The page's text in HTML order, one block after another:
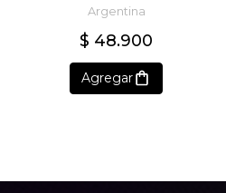
Argentina
$ 48.900
Agregar